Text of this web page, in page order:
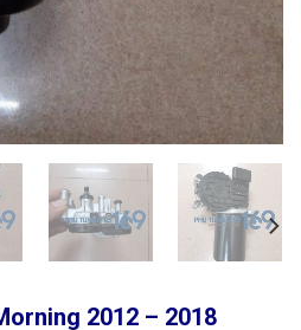
2012 – 2018